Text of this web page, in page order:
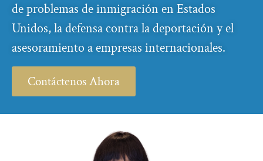
de problemas de inmigración en Estados
Unidos, la defensa contra la deportación y el
asesoramiento a empresas internacionales.
Contáctenos Ahora